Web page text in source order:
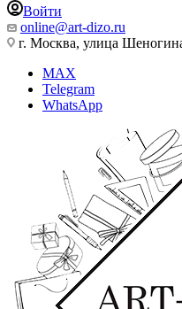
Войти
online@art-dizo.ru
г. Москва, улица
MAX
Telegram
WhatsApp